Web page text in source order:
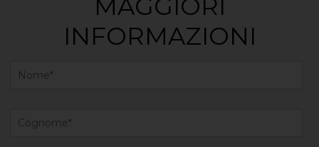
MAGGIORI
INFORMAZIONI